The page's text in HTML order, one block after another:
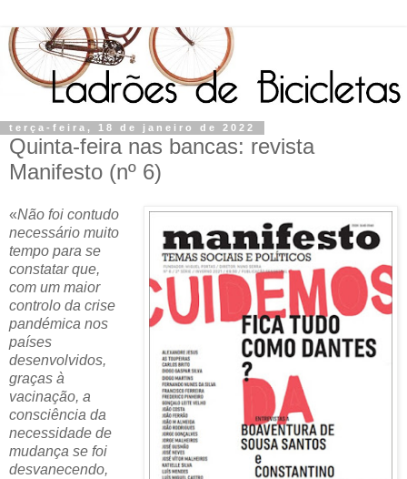
terça-feira, 18 de janeiro de 2022
Quinta-feira nas bancas: revista
Manifesto (nº 6)
«Não foi contudo
necessário muito
tempo para se
constatar que,
com um maior
controlo da crise
pandémica nos
países
desenvolvidos,
graças à
vacinação, a
consciência da
necessidade de
mudança se foi
desvanecendo,